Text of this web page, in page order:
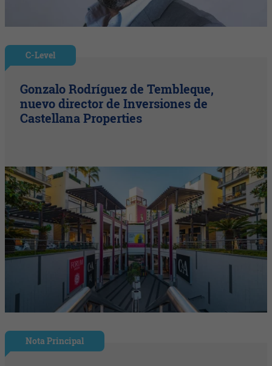
C-Level
Gonzalo Rodríguez de Tembleque,
nuevo director de Inversiones de
Castellana Properties
Nota Principal